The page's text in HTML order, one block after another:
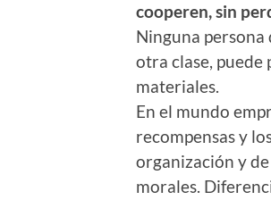
cooperen, sin
Ninguna persona
otra clase,
materiales.
En el mundo
recompensas y
organización y
morales.